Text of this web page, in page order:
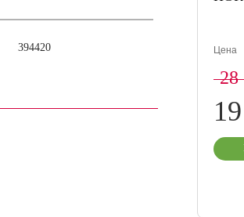
Цена